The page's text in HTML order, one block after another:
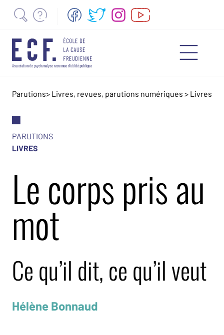
Parutions> Livres, revues, parutions numériques > Livres
PARUTIONS
LIVRES
Le corps pris au
mot
Ce qu’il dit, ce qu’il veut
Hélène Bonnaud